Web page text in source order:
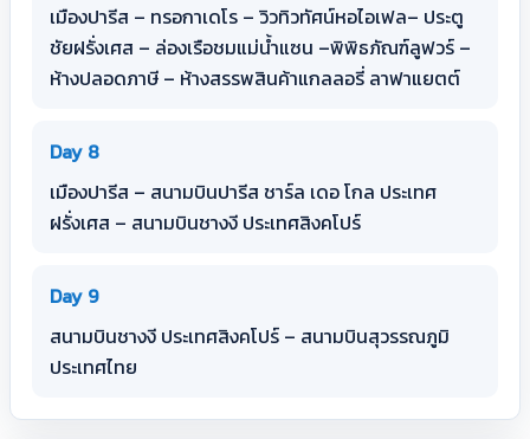
เมืองปารีส – ทรอกาเดโร – วิวทิวทัศน์หอไอเฟล– ประตู
ชัยฝรั่งเศส – ล่องเรือชมแม่น้ำแซน –พิพิธภัณฑ์ลูฟวร์ –
ห้างปลอดภาษี – ห้างสรรพสินค้าแกลลอรี่ ลาฟาแยตต์
Day 8
เมืองปารีส – สนามบินปารีส ชาร์ล เดอ โกล ประเทศ
ฝรั่งเศส – สนามบินชางงี ประเทศสิงคโปร์
Day 9
สนามบินชางงี ประเทศสิงคโปร์ – สนามบินสุวรรณภูมิ
ประเทศไทย